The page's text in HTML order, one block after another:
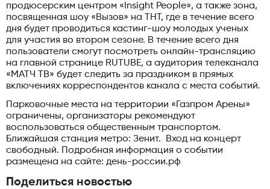
продюсерским центром «Insight People», а также зона,
посвященная шоу «Вызов» на ТНТ, где в течение всего
дня будет проводиться кастинг-шоу молодых ученых
для участия во втором сезоне. В течение всего дня
пользователи смогут посмотреть онлайн-трансляцию
на главной странице RUTUBE, а аудитория телеканала
«МАТЧ ТВ» будет следить за праздником в прямых
включениях корреспондентов канала с места событий.
Парковочные места на территории «Газпром Арены»
ограничены, организаторы рекомендуют
воспользоваться общественным транспортом.
Ближайшая станция метро: Зенит. Вход на концерт
свободный. Подробная информация о событии
размещена на сайте: день-россии.рф
Поделиться новостью